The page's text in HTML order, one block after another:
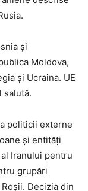
și
Moldova,
și Ucraina. UE
salută.
politicii externe
și entități
Iranului pentru
grupări
Decizia din